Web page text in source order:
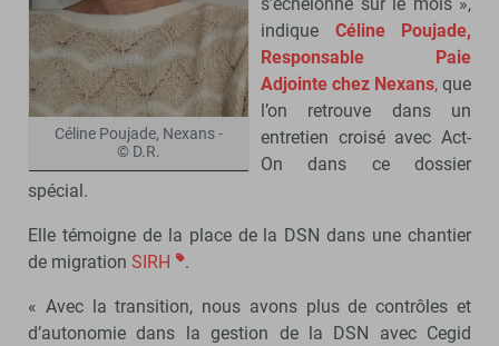
Céline Poujade, Nexans -
© D.R.
indique Céline Poujade,
Responsable Paie
Adjointe chez Nexans, que
l’on retrouve dans un
entretien croisé avec Act-
On dans ce dossier
spécial.
Elle témoigne de la place de la DSN dans une chantier
de migration SIRH .
« Avec la transition, nous avons plus de contrôles et
d’autonomie dans la gestion de la DSN avec Cegid